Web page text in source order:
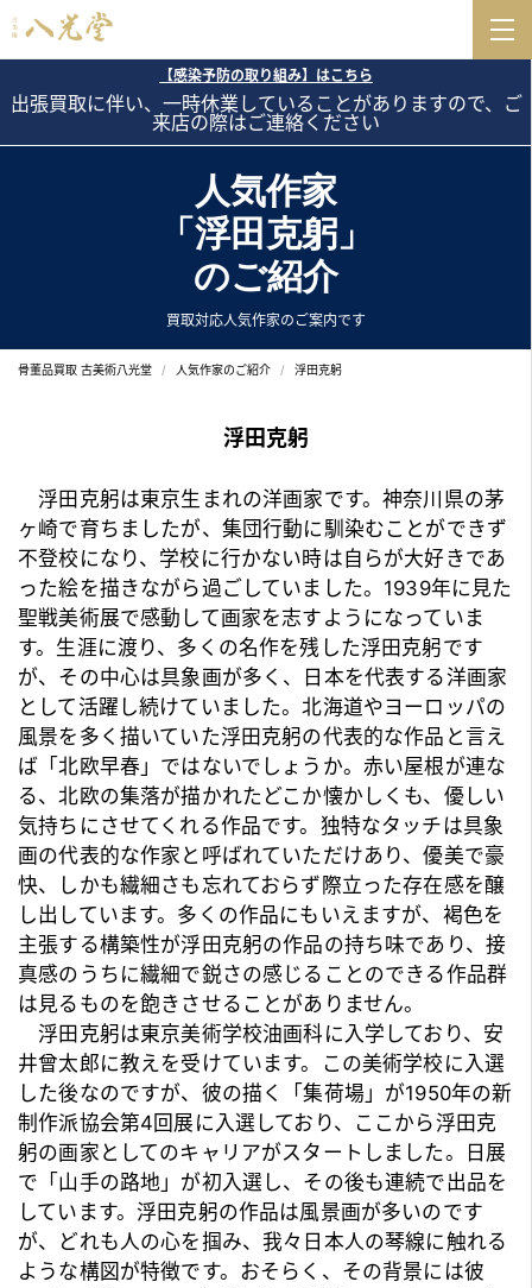
【感染予防の取り組み】はこちら
出張買取に伴い、一時休業していることがありますので、ご
来店の際はご連絡ください
人気作家
「浮田克躬」
のご紹介
買取対応人気作家のご案内です
骨董品買取 古美術八光堂 人気作家のご紹介 浮田克躬
浮田克躬
浮田克躬は東京生まれの洋画家です。神奈川県の茅
ヶ崎で育ちましたが、集団行動に馴染むことができず
不登校になり、学校に行かない時は自らが大好きであ
った絵を描きながら過ごしていました。1939年に見た
聖戦美術展で感動して画家を志すようになっていま
す。生涯に渡り、多くの名作を残した浮田克躬です
が、その中心は具象画が多く、日本を代表する洋画家
として活躍し続けていました。北海道やヨーロッパの
風景を多く描いていた浮田克躬の代表的な作品と言え
ば「北欧早春」ではないでしょうか。赤い屋根が連な
る、北欧の集落が描かれたどこか懐かしくも、優しい
気持ちにさせてくれる作品です。独特なタッチは具象
画の代表的な作家と呼ばれていただけあり、優美で豪
快、しかも繊細さも忘れておらず際立った存在感を醸
し出しています。多くの作品にもいえますが、褐色を
主張する構築性が浮田克躬の作品の持ち味であり、接
真感のうちに繊細で鋭さの感じることのできる作品群
は見るものを飽きさせることがありません。
浮田克躬は東京美術学校油画科に入学しており、 安
井曾太郎に教えを受けています。この美術学校に入選
した後なのですが、彼の描く「集荷場」が1950年の新
制作派協会第4回展に入選しており、ここから浮田克
躬の画家としてのキャリアがスタートしました。日展
で「山手の路地」が初入選し、その後も連続で出品を
しています。浮田克躬の作品は風景画が多いのです
が、どれも人の心を掴み、我々日本人の琴線に触れる
ような構図が特徴です。おそらく、その背景には彼